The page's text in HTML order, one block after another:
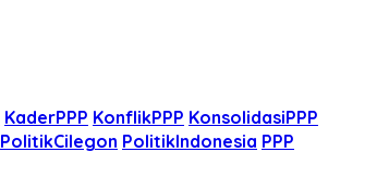
KaderPPP KonflikPPP KonsolidasiPPP
PolitikCilegon PolitikIndonesia PPP